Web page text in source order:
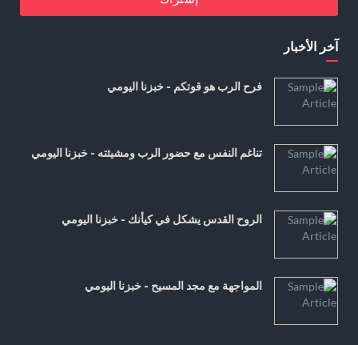
آخر الأخبار
فرح الرب هو قوتكم - خبزنا اليومي
تناغم النفس مع حضور الرب ومشيئته - خبزنا اليومي
الروح القدس يشكل في كيأنك - خبزنا اليومي
المواجهة مع مجد المسيح - خبزنا اليومي